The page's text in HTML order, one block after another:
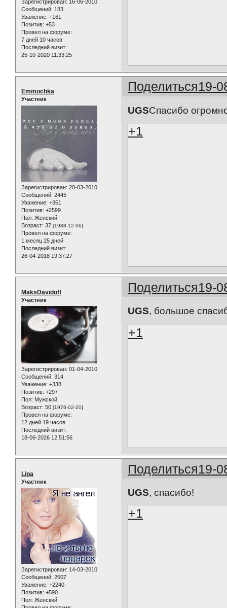
Зарегистрирован: 16-06-2010
Сообщений: 183
Уважение: +161
Позитив: +53
Провел на форуме:
7 дней 10 часов
Последний визит:
25-10-2020 11:33:25
Поделиться19-
Emmochka
Участник
Зарегистрирован: 20-03-2010
Сообщений: 2445
Уважение: +351
Позитив: +2599
Пол: Женский
Возраст: 37 [1988-12-06]
Провел на форуме:
1 месяц 25 дней
Последний визит:
26-04-2018 19:37:27
UGSСпасибо
+1
Поделиться19-
MaksDavidoff
Участник
Зарегистрирован: 01-04-2010
Сообщений: 314
Уважение: +338
Позитив: +297
Пол: Мужской
Возраст: 50 [1976-02-20]
Провел на форуме:
12 дней 19 часов
Последний визит:
18-06-2026 12:51:56
UGS, большое
+1
Поделиться19-
Lipa
Участник
Зарегистрирован: 14-03-2010
Сообщений: 2607
Уважение: +2240
Позитив: +590
Пол: Женский
UGS, спасибо!
+1